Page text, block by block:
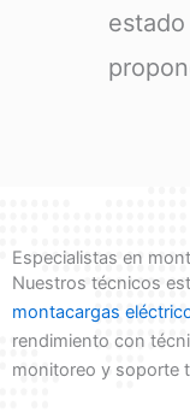
Especialistas en
Nuestros técnicos
montacargas
rendimiento con
monitoreo y soporte